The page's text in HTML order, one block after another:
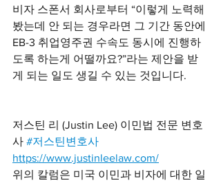
비자 스폰서 회사로부터 “이렇게 노력해
봤는데 안 되는 경우라면 그 기간 동안에
EB-3 취업영주권 수속도 동시에 진행하
도록 하는게 어떨까요?”라는 제안을 받
게 되는 일도 생길 수 있는 것입니다.
저스틴 리 (Justin Lee) 이민법 전문 변호
사 #저스틴변호사
https://www.justinleelaw.com/
위의 칼럼은 미국 이민과 비자에 대한 일